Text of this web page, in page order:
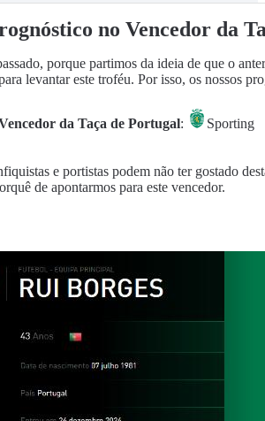
no Vencedor da
porque partimos da ideia de que o
levantar este troféu. Por isso, os nossos
da Taça de Portugal: Sporting
e portistas podem não ter gostado
de apontarmos para este vencedor.